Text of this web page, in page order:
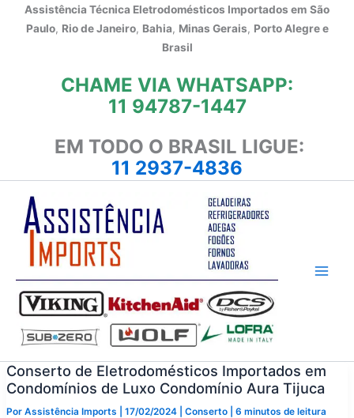
Assistência Técnica Eletrodomésticos Importados em São
Paulo, Rio de Janeiro, Bahia, Minas Gerais, Porto Alegre e
Brasil
CHAME VIA WHATSAPP:
11 94787-1447
EM TODO O BRASIL LIGUE:
11 2937-4836
Conserto de Eletrodomésticos Importados em
Condomínios de Luxo Condomínio Aura Tijuca
Por Assistência Imports 17/02/2024 Conserto| 6 minutos de leitura